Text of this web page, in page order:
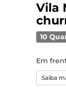
Vila
10
Em
Saiba